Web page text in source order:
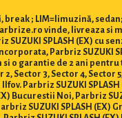
break ; LIM=limuzină,
vinde, livreaza
SPLASH (EX) cu
Parbriz
o garantie de 2 ani
Sector 3, Sector 4, Sector
Parbriz SUZUKI SPLASH
Bucurestii Noi, Parbriz
SUZUKI SPLASH (EX)